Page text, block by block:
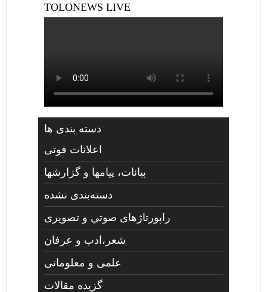
TOLONEWS LIVE
دسته بندی ها
اعلانات فوتی
بیانات، پیامها و گزارشها
دسته‌بندی نشده
راپورتاژهای صوتي و تصويری
شعر،ادب و عرفان
علمی و معلوماتی
گزیده مقالات